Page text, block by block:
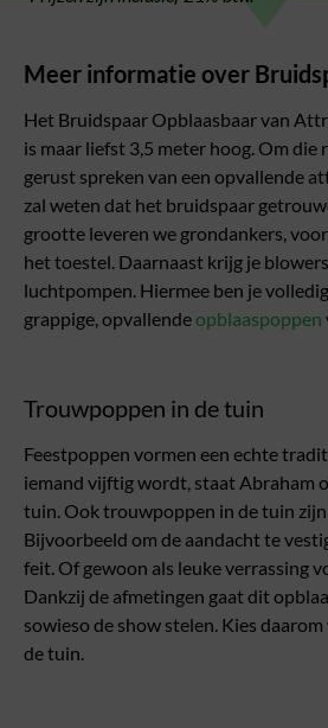
Meer informatie over
Het Bruidspaar Opblaasbaar van
is maar liefst 3,5 meter hoog. Om die
gerust spreken van een opvallende
zal weten dat het bruidspaar
grootte leveren we grondankers,
het toestel. Daarnaast krijg je
luchtpompen. Hiermee ben je
grappige, opvallendeopblaaspoppen
Trouwpoppen in de tuin
Feestpoppen vormen een echte
iemand vijftig wordt, staat Abraham
tuin. Ook trouwpoppen in de tuin
Bijvoorbeeld om de aandacht te
feit. Of gewoon als leuke verrassing
Dankzij de afmetingen gaat dit
sowieso de show stelen. Kies
de tuin.